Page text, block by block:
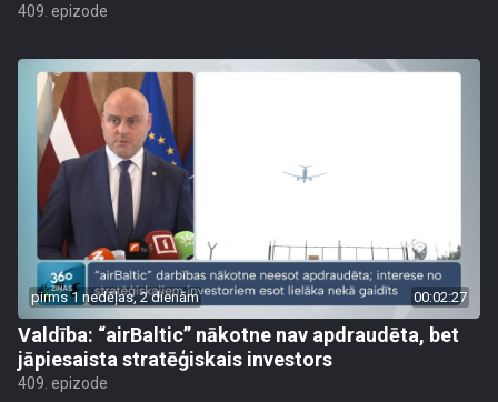
409. epizode
pirms 1 nedēļas, 2 dienām 00:02:27
Valdība: “airBaltic” nākotne nav apdraudēta, bet
jāpiesaista stratēģiskais investors
409. epizode